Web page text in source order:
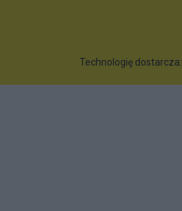
Technologię dostarcza: